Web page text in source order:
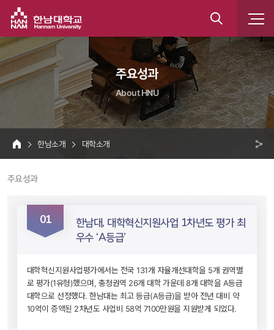
통
합
검
색
주요성과
About HNU
HOME
한남소개 대학소개
유
주요성과
01
한남대, 대학혁신지원사업 1차년도 평가 최
우수 ‘A등급’
대학혁신지원사업평가에서는 전국 131개 자율개선대학을 5개 권역별
로 평가(1유형)했으며, 충청권역 26개 대학 가운데 8개 대학을 A등급
대학으로 선정했다. 한남대는 최고 등급(A등급)을 받아 전년 대비 약
10억이 증액된 2차년도 사업비 58억 7100만원을 지원받게 되었다.